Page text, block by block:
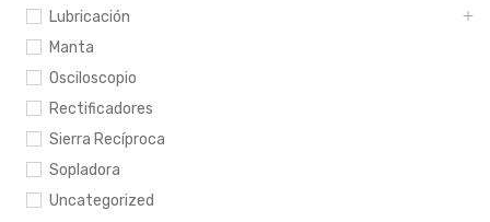
Lubricación
Manta
Osciloscopio
Rectificadores
Sierra Recíproca
Sopladora
Uncategorized